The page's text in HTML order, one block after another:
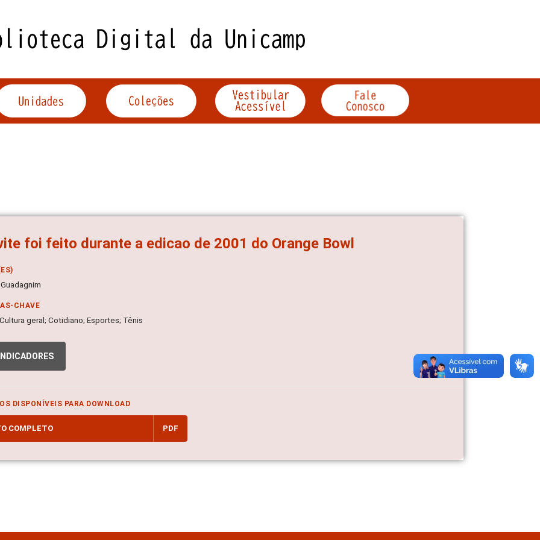
foi feito durante a edicao de 2001 do Orange Bowl
CHAVE
geral; Cotidiano; Esportes; Tênis
INDICADORES
DISPONÍVEIS PARA DOWNLOAD
COMPLETO PDF